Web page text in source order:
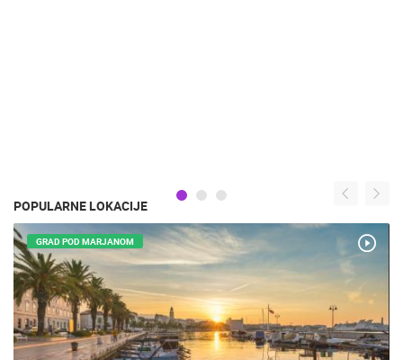
POPULARNE LOKACIJE
GRAD POD MARJANOM